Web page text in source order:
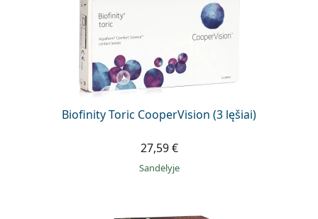
Biofinity Toric CooperVision (3 lęšiai)
27,59 €
Sandėlyje